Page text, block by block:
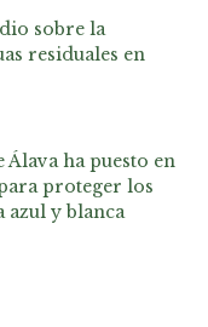
sobre la
residuales en
ha puesto en
proteger los
y blanca